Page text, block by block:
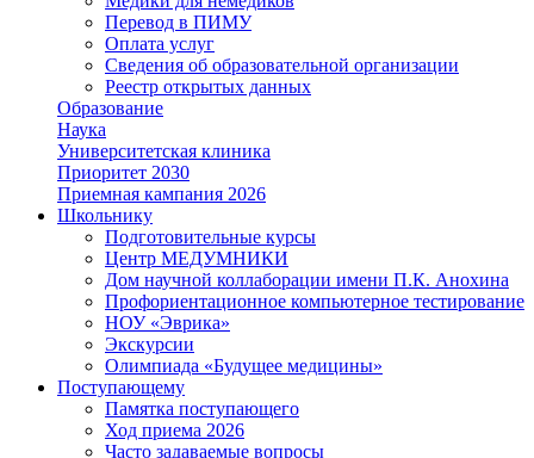
Перевод в ПИМУ
Оплата услуг
Сведения об образовательной организации
Реестр открытых данных
Образование
Наука
Университетская клиника
Приоритет 2030
Приемная кампания 2026
Школьнику
Подготовительные курсы
Центр МЕДУМНИКИ
Дом научной коллаборации имени П.К. Анохина
Профориентационное компьютерное тестирование
НОУ «Эврика»
Экскурсии
Олимпиада «Будущее медицины»
Поступающему
Памятка поступающего
Ход приема 2026
Часто задаваемые вопросы